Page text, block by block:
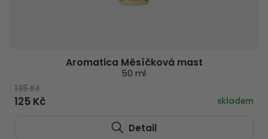
Aromatica Měsíčková mast
50 ml
135 Kč
125 Kč skladem
Detail